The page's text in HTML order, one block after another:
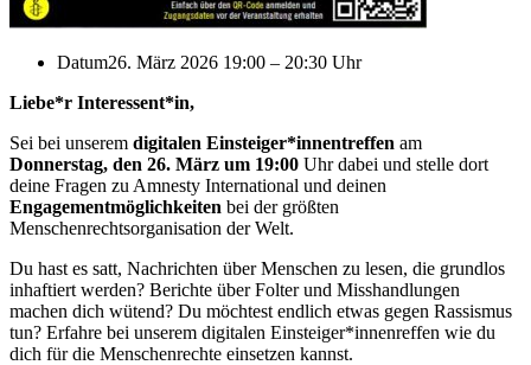
Datum26. März 2026 19:00 – 20:30 Uhr
Liebe*r Interessent*in,
Sei bei unserem digitalen Einsteiger*innentreffen am
Donnerstag, den 26. März um 19:00 Uhr dabei und stelle dort
deine Fragen zu Amnesty International und deinen
Engagementmöglichkeiten bei der größten
Menschenrechtsorganisation der Welt.
Du hast es satt, Nachrichten über Menschen zu lesen, die grundlos
inhaftiert werden? Berichte über Folter und Misshandlungen
machen dich wütend? Du möchtest endlich etwas gegen Rassismus
tun? Erfahre bei unserem digitalen Einsteiger*innenreffen wie du
dich für die Menschenrechte einsetzen kannst.